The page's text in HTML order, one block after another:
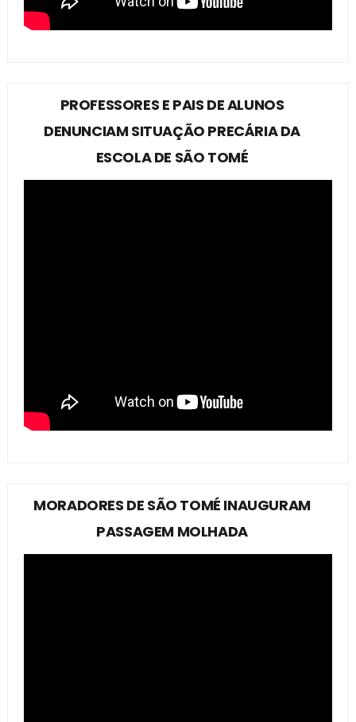
PROFESSORES E PAIS DE ALUNOS
DENUNCIAM SITUAÇÃO PRECÁRIA DA
ESCOLA DE SÃO TOMÉ
MORADORES DE SÃO TOMÉ INAUGURAM
PASSAGEM MOLHADA